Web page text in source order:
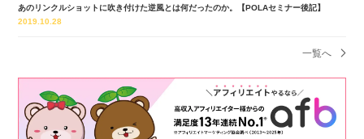
あのリンクルショットに吹き付けた逆風とは何だったのか。【POLAセミナー後記】
2019.10.28
一覧へ